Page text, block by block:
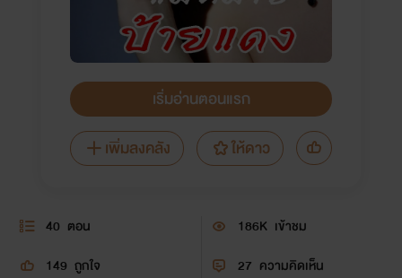
เริ่มอ่านตอนแรก
เพิ่มลงคลัง
ให้ดาว
40 ตอน 186K เข้าชม
149 ถูกใจ 27 ความคิดเห็น